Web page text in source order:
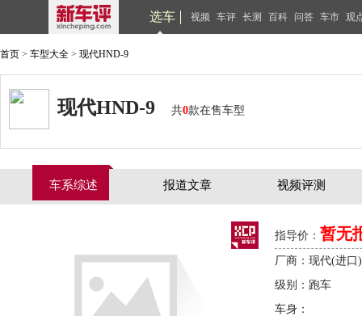
选车 视频 车评 长测 百科 问答 车市 观
首页 > 车型大全 > 现代HND-9
现代HND-9 共0款在售车型
车系综述 报道文章 视频评测
指导价： 暂无
厂商：现代(进口)
级别：跑车
车身：